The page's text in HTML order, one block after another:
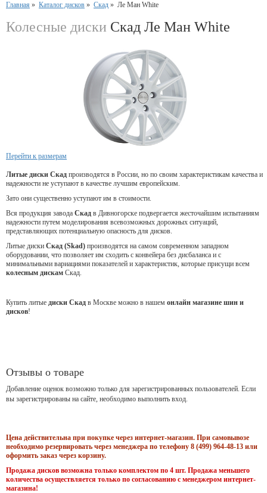
Главная » Каталог дисков » Скад » Ле Ман White
Колесные диски Скад Ле Ман White
Перейти к размерам
Литые диски Скад производятся в России, но по своим характеристикам качества и
надежности не уступают в качестве лучшим европейским.
Зато они существенно уступают им в стоимости.
Вся продукция завода Скад в Дивногорске подвергается жесточайшим испытаниям
надежности путем моделирования всевозможных дорожных ситуаций,
представляющих потенциальную опасность для дисков.
Литые диски Скад (Skad) производятся на самом современном западном
оборудовании, что позволяет им сходить с конвейера без дисбаланса и с
минимальными вариациями показателей и характеристик, которые присущи всем
колесным дискам Скад.
Купить литые диски Скад в Москве можно в нашем онлайн магазине шин и
дисков!
Отзывы о товаре
Добавление оценок возможно только для зарегистрированных пользователей. Если
вы зарегистрированы на сайте, необходимо выполнить вход.
Цена действительна при покупке через интернет-магазин. При самовывозе
необходимо резервировать через менеджера по телефону 8 (499) 964-48-13 или
оформить заказ через корзину.
Продажа дисков возможна только комплектом по 4 шт. Продажа меньшего
количества осуществляется только по согласованию с менеджером интернет-
магазина!